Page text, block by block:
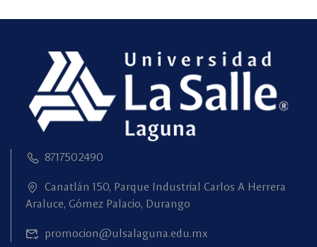
8717502490
Canatlán 150, Parque Industrial Carlos A Herrera
Araluce, Gómez Palacio, Durango
promocion@ulsalaguna.edu.mx